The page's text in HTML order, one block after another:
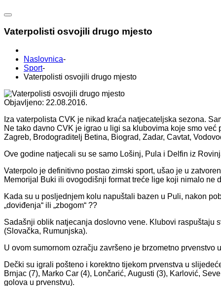
Vaterpolisti osvojili drugo mjesto
Naslovnica-
Sport-
Vaterpolisti osvojili drugo mjesto
Objavljeno: 22.08.2016.
Iza vaterpolista CVK je nikad kraća natjecateljska sezona.
Ne tako davno CVK je igrao u ligi sa klubovima koje smo
Zagreb, Brodograditelj Betina, Biograd, Zadar, Cavtat,
Ove godine natjecali su se samo Lošinj, Pula i Delfin iz
Vaterpolo je definitivno postao zimski sport, ušao je u
Memorijal Buki ili ovogodišnji format treće lige koji nimalo ne
Kada su u posljednjem kolu napuštali bazen u Puli, nakon
„doviđenja“ ili „zbogom“ ??
Sadašnji oblik natjecanja doslovno vene. Klubovi raspuštaju
(Slovačka, Rumunjska).
U ovom sumornom ozračju završeno je brzometno
Dečki su igrali pošteno i korektno tijekom prvenstva u
Brnjac (7), Marko Car (4), Lončarić, Augusti (3), Karlović,
golova u prvenstvu).